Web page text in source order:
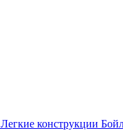
Легкие конструкции